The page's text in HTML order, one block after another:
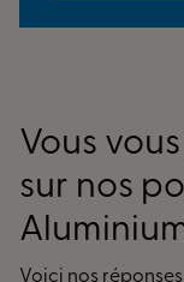
Vous
sur nos
Voici nos